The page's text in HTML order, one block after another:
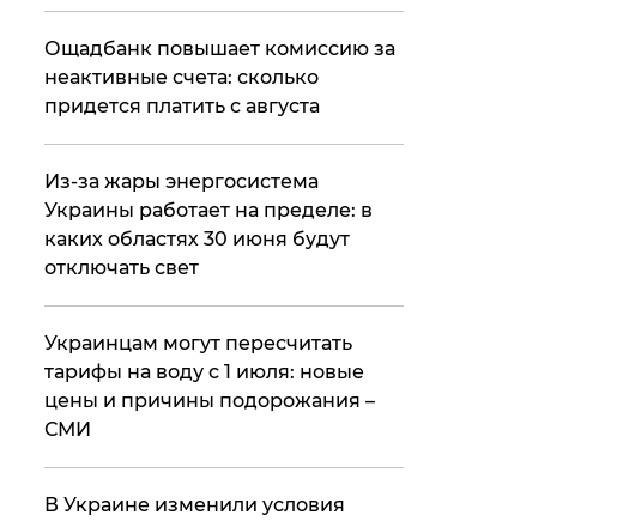
​Ощадбанк повышает комиссию за
неактивные счета: сколько
придется платить с августа
Из-за жары энергосистема
Украины работает на пределе: в
каких областях 30 июня будут
отключать свет
Украинцам могут пересчитать
тарифы на воду с 1 июля: новые
цены и причины подорожания –
СМИ
В Украине изменили условия